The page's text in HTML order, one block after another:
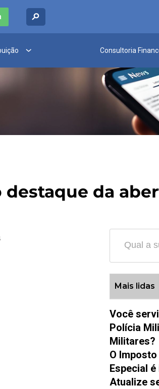
Consultoria
da
Mais lidas
Você
Polícia
Militares?
O
Especial
Atualize